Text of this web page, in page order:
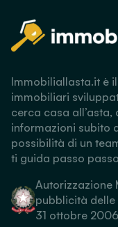
Immobiliallasta.it è
immobiliari
cerca casa
informazioni subito
possibilità di un
ti guida passo passo
Autorizzazione
pubblicità delle
31 ottobre